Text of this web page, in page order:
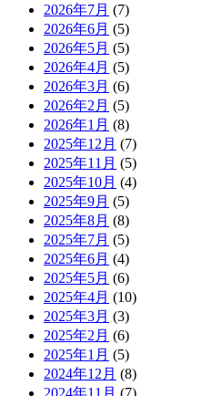
2026年7月 (7)
2026年6月 (5)
2026年5月 (5)
2026年4月 (5)
2026年3月 (6)
2026年2月 (5)
2026年1月 (8)
2025年12月 (7)
2025年11月 (5)
2025年10月 (4)
2025年9月 (5)
2025年8月 (8)
2025年7月 (5)
2025年6月 (4)
2025年5月 (6)
2025年4月 (10)
2025年3月 (3)
2025年2月 (6)
2025年1月 (5)
2024年12月 (8)